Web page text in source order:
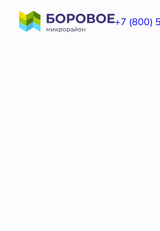
+7 (800)
Студия21.1 м2 2 874